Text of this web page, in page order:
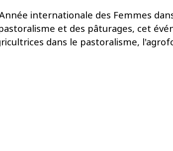
internationale des Femmes
et des pâturages, cet
dans le pastoralisme,